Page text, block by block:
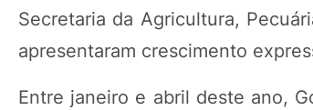
Secretaria da Agricultura,
apresentaram crescimento
Entre janeiro e abril deste ano,